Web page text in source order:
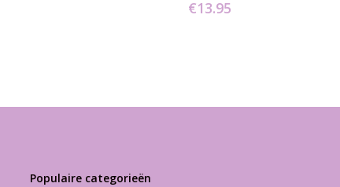
€13.95
Populaire categorieën